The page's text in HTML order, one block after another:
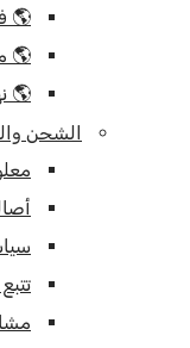
🌎
🌎
🌎
الشحن